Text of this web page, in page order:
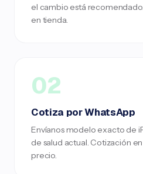
el cambio está
en tienda.
02
Cotiza por WhatsApp
Envíanos modelo exacto de
de salud actual. Cotización
precio.